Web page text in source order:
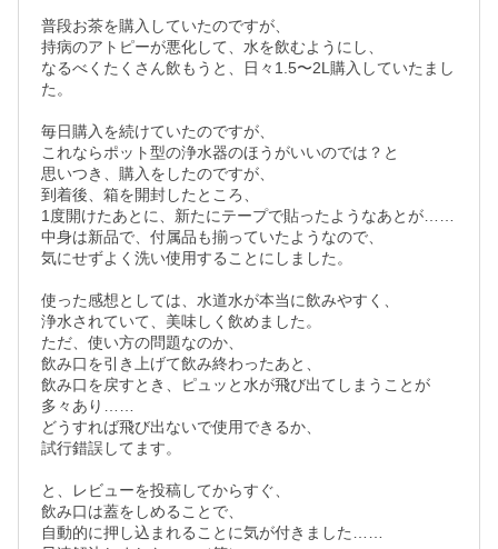
普段お茶を購入していたのですが、
持病のアトピーが悪化して、水を飲むようにし、
なるべくたくさん飲もうと、日々1.5〜2L購入していたまし
た。
毎日購入を続けていたのですが、
これならポット型の浄水器のほうがいいのでは？と
思いつき、購入をしたのですが、
到着後、箱を開封したところ、
1度開けたあとに、新たにテープで貼ったようなあとが……
中身は新品で、付属品も揃っていたようなので、
気にせずよく洗い使用することにしました。
使った感想としては、水道水が本当に飲みやすく、
浄水されていて、美味しく飲めました。
ただ、使い方の問題なのか、
飲み口を引き上げて飲み終わったあと、
飲み口を戻すとき、ピュッと水が飛び出てしまうことが
多々あり……
どうすれば飛び出ないで使用できるか、
試行錯誤してます。
と、レビューを投稿してからすぐ、
飲み口は蓋をしめることで、
自動的に押し込まれることに気が付きました……